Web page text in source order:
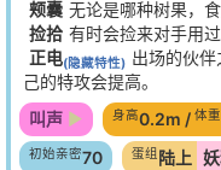
颊囊 无论是哪种树果，
捡拾 有时会捡来对手用
正电(隐藏特性) 出场的伙
己的特攻会提高。
叫声
身高0.2m / 体重
初始亲密70 蛋组 陆上